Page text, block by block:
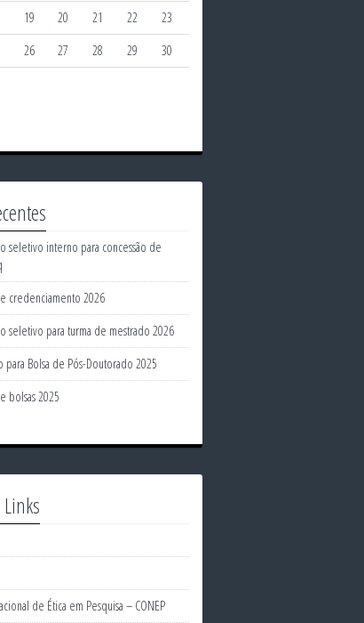
19 20 21 22
23
26 27 28 29
30
seletivo interno para concessão de
credenciamento 2026
seletivo para turma de mestrado 2026
para Bolsa de Pós-Doutorado 2025
bolsas 2025
de Ética em Pesquisa – CONEP